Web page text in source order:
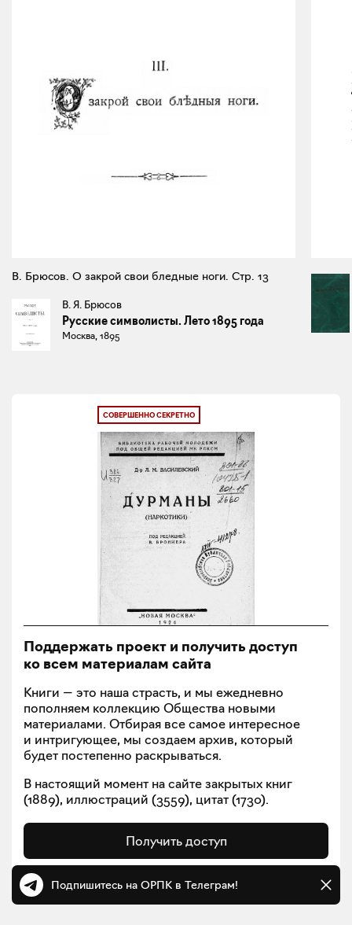
В. Брюсов. О закрой свои бледные ноги. Стр. 13
В. Я. Брюсов
Русские символисты. Лето 1895 года
Москва, 1895
СОВЕРШЕННО СЕКРЕТНО
Поддержать проект и получить доступ
ко всем материалам сайта
Книги — это наша страсть, и мы ежедневно
пополняем коллекцию Общества новыми
материалами. Отбирая все самое интересное
и интригующее, мы создаем архив, который
будет постепенно раскрываться.
В настоящий момент на сайте закрытых книг
(1889), иллюстраций (3559), цитат (1730).
Получить доступ
Подпишитесь на ОРПК в Телеграм!